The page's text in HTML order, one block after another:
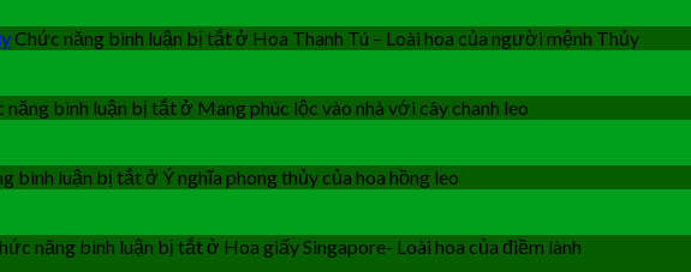
Chức năng bình luận bị tắtở Hoa Thanh Tú – Loài hoa của người mệnh Thủy
năng bình luận bị tắtở Mang phúc lộc vào nhà với cây chanh leo
bình luận bị tắtở Ý nghĩa phong thủy của hoa hồng leo
năng bình luận bị tắtở Hoa giấy Singapore- Loài hoa của điềm lành